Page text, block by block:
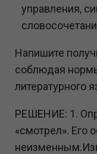
управления,
Напишите
соблюдая
литературного
РЕШЕНИЕ: 1.
«смотрел». Его